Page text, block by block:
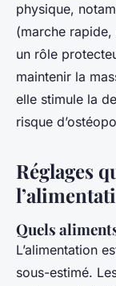
physique,
(marche
un rôle
maintenir la
elle stimule la
risque
Réglages
Quels
L’alimentation
sous-estimé.